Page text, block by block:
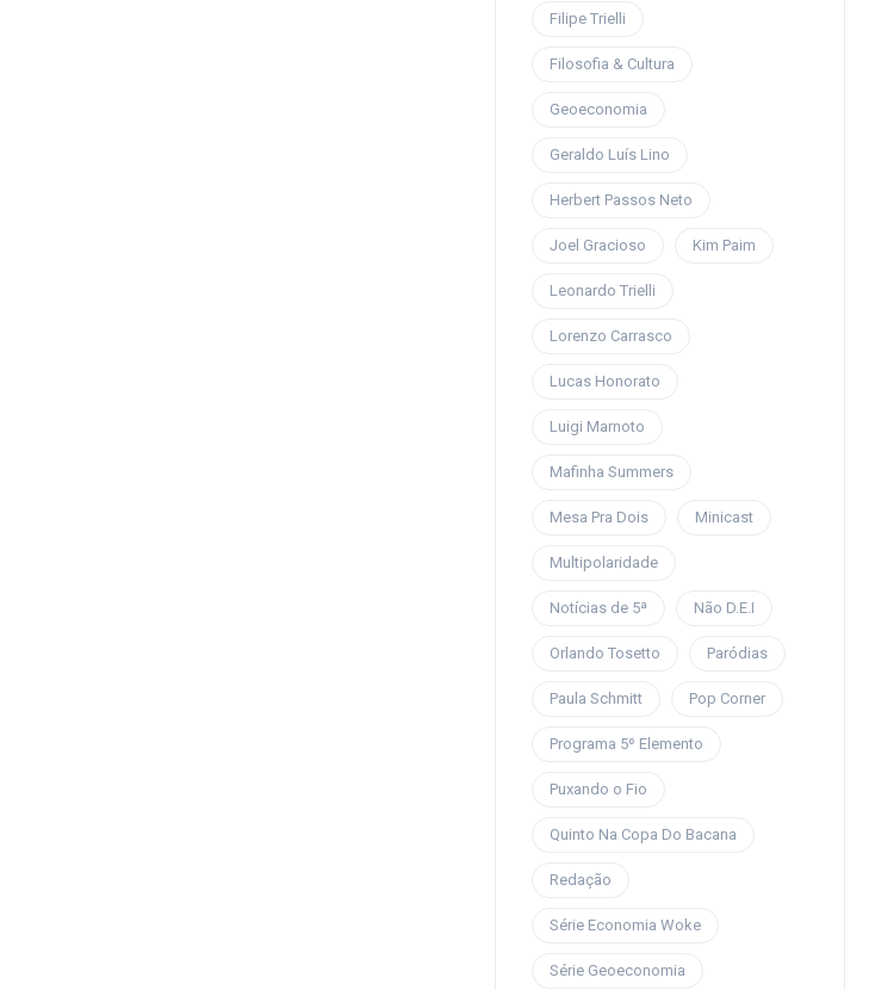
Filipe Trielli
Filosofia & Cultura
Geoeconomia
Geraldo Luís Lino
Herbert Passos Neto
Joel Gracioso Kim Paim
Leonardo Trielli
Lorenzo Carrasco
Lucas Honorato
Luigi Marnoto
Mafinha Summers
Mesa Pra Dois Minicast
Multipolaridade
Notícias de 5ª Não D.E.I
Orlando Tosetto Paródias
Paula Schmitt Pop Corner
Programa 5º Elemento
Puxando o Fio
Quinto Na Copa Do Bacana
Redação
Série Economia Woke
Série Geoeconomia